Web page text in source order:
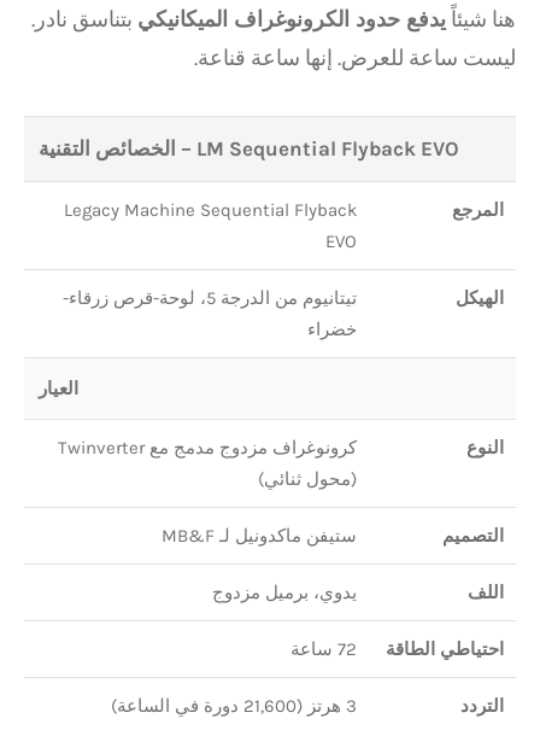
هنا شيئاً يدفع حدود الكرونوغراف الميكانيكي بتناسق نادر.
ليست ساعة للعرض. إنها ساعة قناعة.
LM Sequential Flyback EVO – الخصائص التقنية
المرجع
Legacy Machine Sequential Flyback
EVO
الهيكل
تيتانيوم من الدرجة 5، لوحة-قرص زرقاء-
خضراء
العيار
النوع
كرونوغراف مزدوج مدمج مع Twinverter
(محول ثنائي)
التصميم ستيفن ماكدونيل لـ MB&F
اللف يدوي، برميل مزدوج
احتياطي الطاقة 72 ساعة
التردد 3 هرتز (21,600 دورة في الساعة)